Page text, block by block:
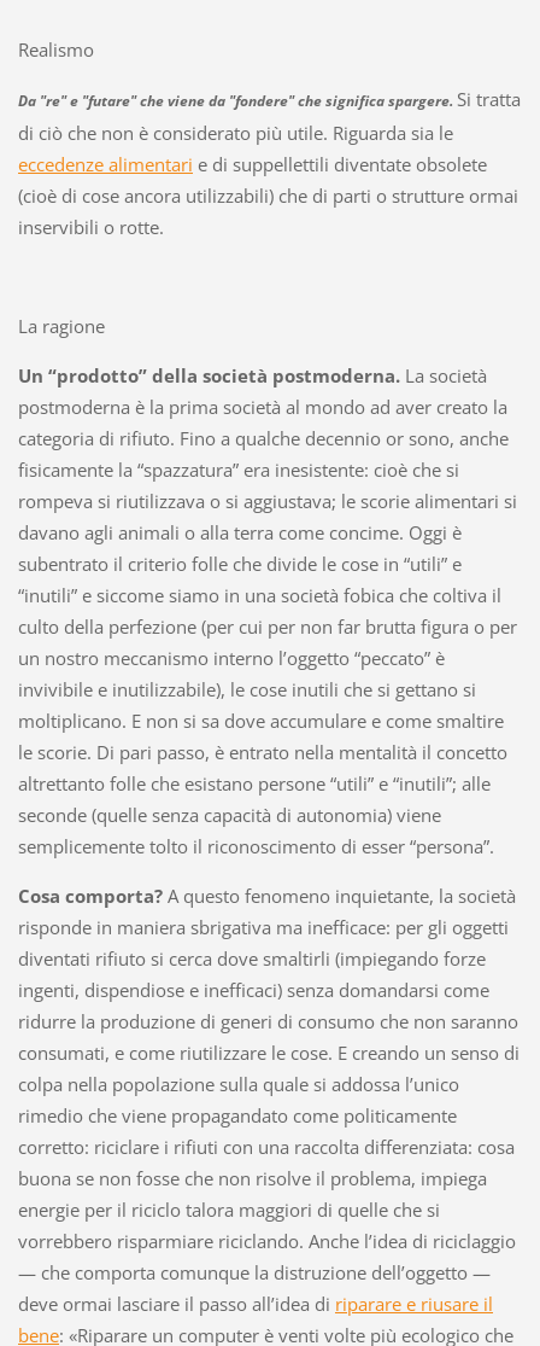
Realismo
Da "re" e "futare" che viene da "fondere" che significa spargere. Si tratta
di ciò che non è considerato più utile. Riguarda sia le
eccedenze alimentari e di suppellettili diventate obsolete
(cioè di cose ancora utilizzabili) che di parti o strutture ormai
inservibili o rotte.
La ragione
Un “prodotto” della società postmoderna. La società
postmoderna è la prima società al mondo ad aver creato la
categoria di rifiuto. Fino a qualche decennio or sono, anche
fisicamente la “spazzatura” era inesistente: cioè che si
rompeva si riutilizzava o si aggiustava; le scorie alimentari si
davano agli animali o alla terra come concime. Oggi è
subentrato il criterio folle che divide le cose in “utili” e
“inutili” e siccome siamo in una società fobica che coltiva il
culto della perfezione (per cui per non far brutta figura o per
un nostro meccanismo interno l’oggetto “peccato” è
invivibile e inutilizzabile), le cose inutili che si gettano si
moltiplicano. E non si sa dove accumulare e come smaltire
le scorie. Di pari passo, è entrato nella mentalità il concetto
altrettanto folle che esistano persone “utili” e “inutili”; alle
seconde (quelle senza capacità di autonomia) viene
semplicemente tolto il riconoscimento di esser “persona”.
Cosa comporta?A questo fenomeno inquietante, la società
risponde in maniera sbrigativa ma inefficace: per gli oggetti
diventati rifiuto si cerca dove smaltirli (impiegando forze
ingenti, dispendiose e inefficaci) senza domandarsi come
ridurre la produzione di generi di consumo che non saranno
consumati, e come riutilizzare le cose. E creando un senso di
colpa nella popolazione sulla quale si addossa l’unico
rimedio che viene propagandato come politicamente
corretto: riciclare i rifiuti con una raccolta differenziata: cosa
buona se non fosse che non risolve il problema, impiega
energie per il riciclo talora maggiori di quelle che si
vorrebbero risparmiare riciclando. Anche l’idea di riciclaggio
— che comporta comunque la distruzione dell’oggetto —
deve ormai lasciare il passo all’idea di riparare e riusare il
bene: «Riparare un computer è venti volte più ecologico che